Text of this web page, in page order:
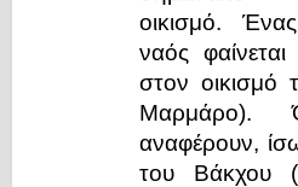
οικισμό. Ένας
ναός
στον οικισμό
Μαρμάρο).
αναφέρουν,
του Βάκχου